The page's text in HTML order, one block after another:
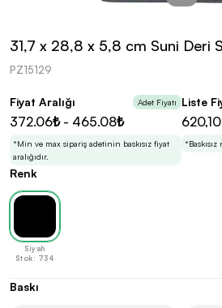
kolayca
En Uygun Fiyatlarla
Teklif Al!
3 Promozone’da bulduktan sonra, uzman
sadece sitemiz üzerinden teklif almanı
31,7 x 28,8 x 5,8 cm Suni Deri
PZ15129
Fiyat Aralığı Adet Fiyatı
372.06₺ - 465.08₺
*Min ve max sipariş adetinin baskısız fiyat
aralığıdır.
Liste
Renk
Siyah
Stok: 734
Baskı